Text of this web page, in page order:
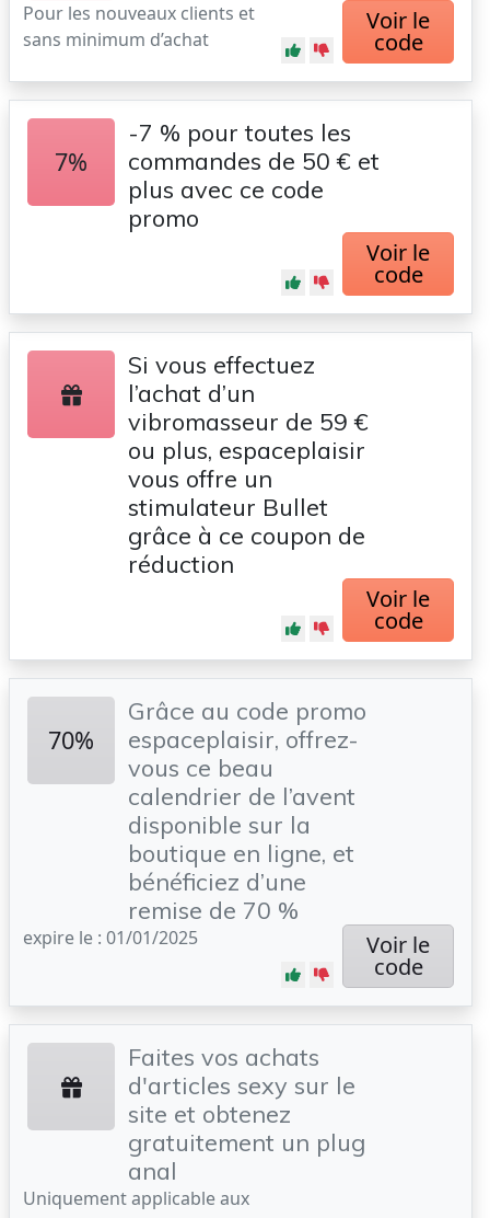
Pour les nouveaux clients et
sans minimum d’achat
Voir le
code
7%
-7 % pour toutes les
commandes de 50 € et
plus avec ce code
promo
Voir le
code
Si vous effectuez
l’achat d’un
vibromasseur de 59 €
ou plus, espaceplaisir
vous offre un
stimulateur Bullet
grâce à ce coupon de
réduction
Voir le
code
70%
Grâce au code promo
espaceplaisir, offrez-
vous ce beau
calendrier de l’avent
disponible sur la
boutique en ligne, et
bénéficiez d’une
remise de 70 %
expire le : 01/01/2025 Voir le
code
Faites vos achats
d'articles sexy sur le
site et obtenez
gratuitement un plug
anal
Uniquement applicable aux